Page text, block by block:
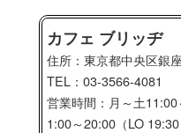
カフェ ブリッヂ
住所：東京都中央区
TEL：03-3566-4081
営業時間：月～土
1:00～20:00（LO 19:30